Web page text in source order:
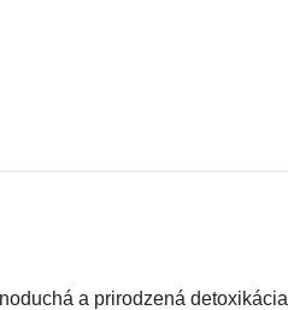
a prirodzená detoxikácia